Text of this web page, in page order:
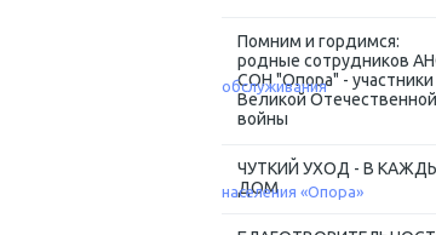
Помним и гордимся:
родные сотрудников
СОН "Опора" - участники
Великой Отечественной
войны
ЧУТКИЙ УХОД - В
ДОМ